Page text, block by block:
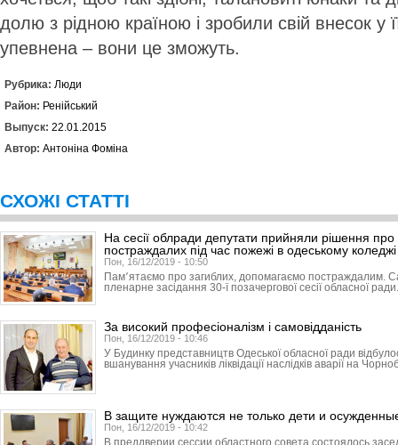
долю з рідною країною і зробили свій внесок у
упевнена – вони це зможуть.
Рубрика: Люди
Район: Ренійський
Выпуск: 22.01.2015
Автор: Антоніна Фоміна
СХОЖІ СТАТТІ
На сесії облради депутати прийняли рішення про
постраждалих під час пожежі в одеському коледжі
Пон, 16/12/2019 - 10:50
Пам՚ятаємо про загиблих, допомагаємо постраждалим.
пленарне засідання 30-ї позачергової сесії обласної ради.
За високий професіоналізм і самовідданість
Пон, 16/12/2019 - 10:46
У Будинку представництв Одеської обласної ради
вшанування учасників ліквідації наслідків аварії на
В защите нуждаются не только дети и
Пон, 16/12/2019 - 10:42
В преддверии сессии областного совета состоялось